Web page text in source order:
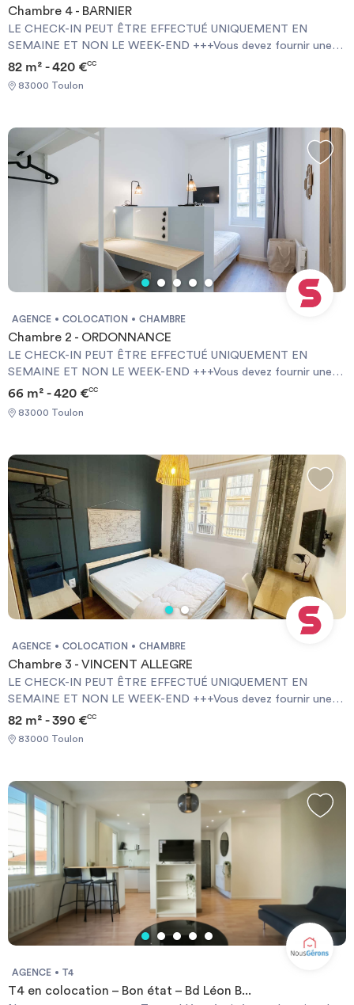
Chambre 4 - BARNIER
LE CHECK-IN PEUT ÊTRE EFFECTUÉ UNIQUEMENT EN
SEMAINE ET NON LE WEEK-END +++Vous devez fournir une
Garantie Visale obligatoirement et une assurance habitation+++
[ENG] CHECK-IN CAN ONLY BE DONE ON WEEKDAYS AND
NOT AT WEEKENDS +++You must provide a Visale Guarantee
82 m² - 420 €CC
83000 Toulon
AGENCE COLOCATION CHAMBRE
Chambre 2 - ORDONNANCE
LE CHECK-IN PEUT ÊTRE EFFECTUÉ UNIQUEMENT EN
SEMAINE ET NON LE WEEK-END +++Vous devez fournir une
Garantie Visale obligatoirement et une assurance habitation+++
[ENG] CHECK-IN CAN ONLY BE DONE ON WEEKDAYS AND
NOT AT WEEKENDS +++You must provide a Visale Guarantee
66 m² - 420 €CC
83000 Toulon
AGENCE COLOCATION CHAMBRE
Chambre 3 - VINCENT ALLEGRE
LE CHECK-IN PEUT ÊTRE EFFECTUÉ UNIQUEMENT EN
SEMAINE ET NON LE WEEK-END +++Vous devez fournir une
Garantie Visale obligatoirement et une assurance habitation+++
[ENG] CHECK-IN CAN ONLY BE DONE ON WEEKDAYS AND
82 m² - 390 €CC
83000 Toulon
AGENCE T4
T4 en colocation – Bon état – Bd Léon B...